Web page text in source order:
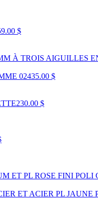
$
À TROIS AIGUILLES
02435.00 $
230.00 $
ET PL ROSE FINI POLI
ET ACIER PL